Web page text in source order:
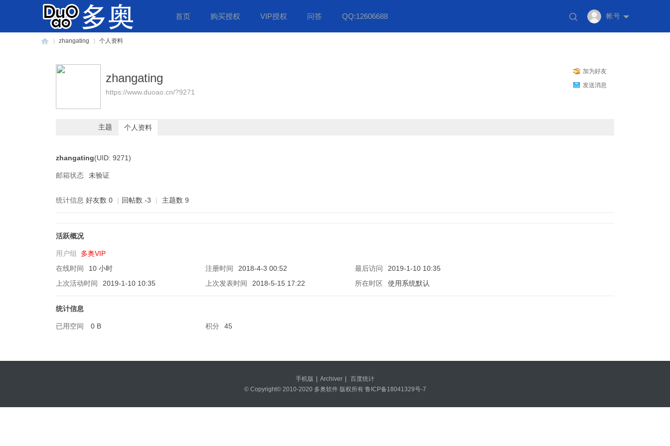
首页 购买授权 VIP授权 问答 QQ:12606688 帐号
zhangating 个人资料
加为好友
发送消息
zhangating
https://www.duoao.cn/?9271
主题 个人资料
zhangating(UID: 9271)
邮箱状态 未验证
统计信息 好友数 0 | 回帖数 -3 | 主题数 9
活跃概况
用户组 多奥VIP
在线时间
10 小时 注册时间 2018-4-3 00:52 最后访问
2019-1-10 10:35
上次活动时间
2019-1-10 10:35 上次发表时间 2018-5-15 17:22 所在时区 使用系统默认
统计信息
已用空间 0 B 积分 45
手机版 Archiver
百度统计
© Copyright© 2010-2020 多奥软件 版权所有 鲁ICP备18041329号-7